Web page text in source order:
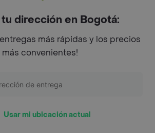
estos países
Google play
dirección en Bogotá:
más rápidas y los precios
más convenientes!
Usar mi ubicación actual